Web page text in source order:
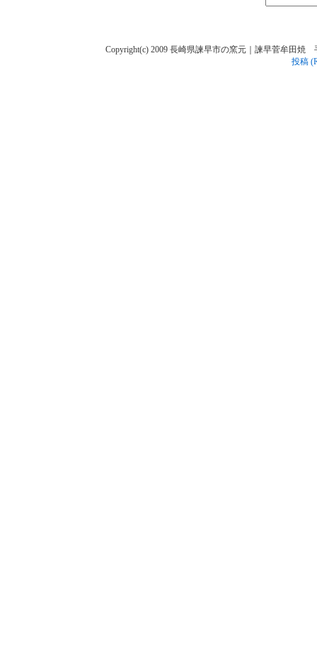
Copyright(c) 2009 長崎県諫早市の窯元｜諫早菅牟田焼
投稿